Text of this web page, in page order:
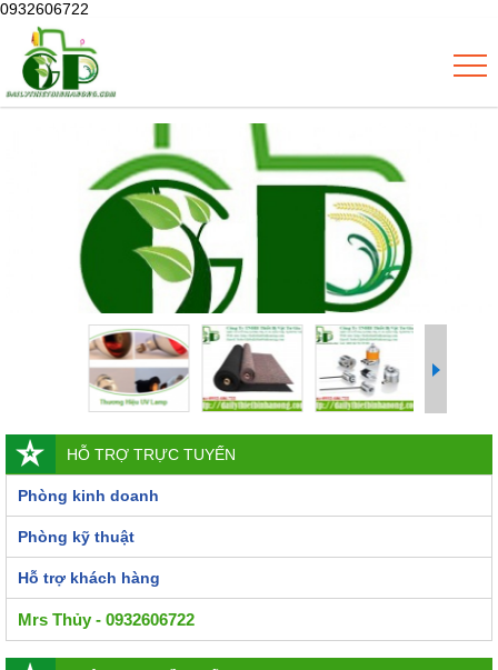
0932606722
HỖ TRỢ TRỰC TUYẾN
Phòng kinh doanh
Phòng kỹ thuật
Hỗ trợ khách hàng
Mrs Thủy - 0932606722